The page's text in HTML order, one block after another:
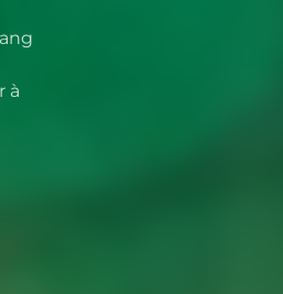
à